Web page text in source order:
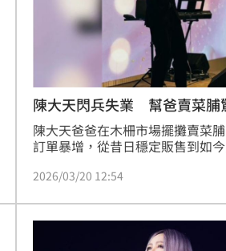
陳大天閃兵失業 幫爸賣菜脯
陳大天爸爸在木柵市場擺攤賣菜
訂單暴增，從昔日穩定販售到如
消費者一次購買30罐的訂購紀錄，
菜脯，回家便得趕製，由於菜脯
忍爸爸太累，陳大天也走進廚房
2026/03/20 12:54